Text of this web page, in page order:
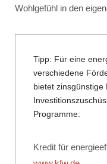
Wohlgefühl in den
Tipp: Für eine
verschiedene
bietet zinsgünstige
Programme:
Kredit für